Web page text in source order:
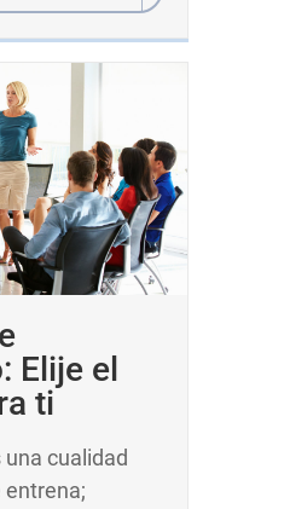
Elije el
ti
una cualidad
entrena;